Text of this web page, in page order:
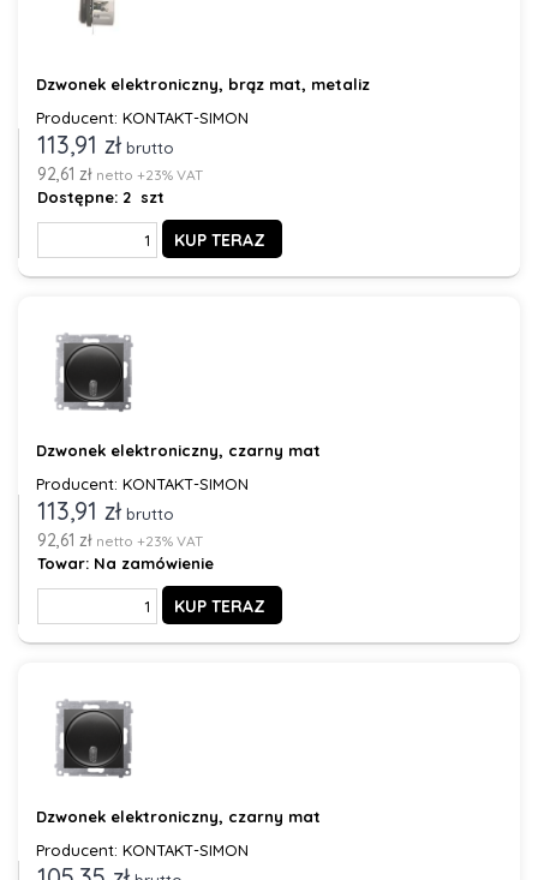
Dzwonek elektroniczny, brąz mat, metaliz
Producent: KONTAKT-SIMON
113,91 zł brutto
92,61 zł netto +23% VAT
Dostępne: 2 szt
KUP TERAZ
Dzwonek elektroniczny, czarny mat
Producent: KONTAKT-SIMON
113,91 zł brutto
92,61 zł netto +23% VAT
Towar: Na zamówienie
KUP TERAZ
Dzwonek elektroniczny, czarny mat
Producent: KONTAKT-SIMON